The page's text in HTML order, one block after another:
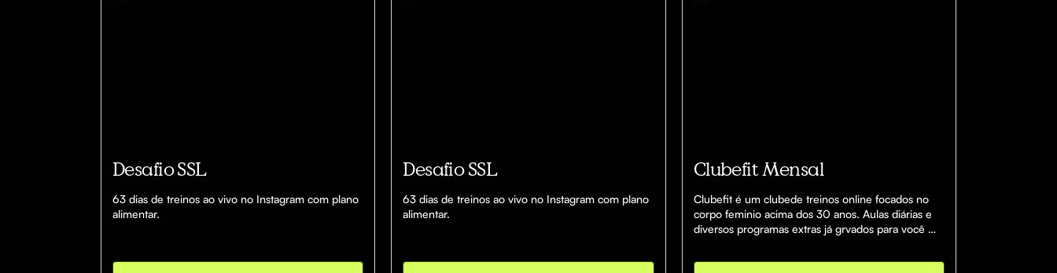
Desafio SSL
63 dias de treinos ao vivo no Instagram com plano
alimentar.
Desafio SSL
63 dias de treinos ao vivo no Instagram com plano
alimentar.
Clubefit Mensal
Clubefit é um clubede treinos online focados no
corpo feminio acima dos 30 anos. Aulas diárias e
diversos programas extras já grvados para você